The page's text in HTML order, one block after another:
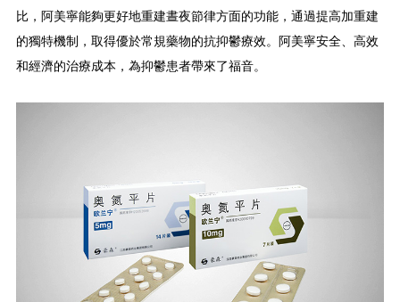
比，阿美寧能夠更好地重建晝夜節律方面的功能，通過提高加重建
的獨特機制，取得優於常規藥物的抗抑鬱療效。阿美寧安全、高效
和經濟的治療成本，為抑鬱患者帶來了福音。